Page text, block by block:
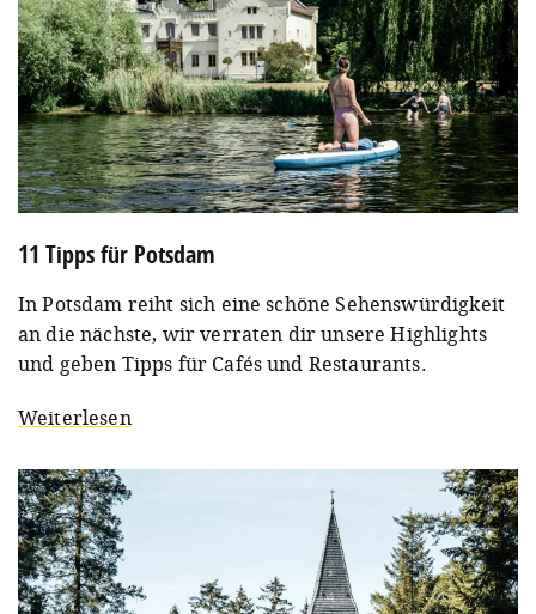
11 Tipps für Potsdam
In Potsdam reiht sich eine schöne Sehenswürdigkeit
an die nächste, wir verraten dir unsere Highlights
und geben Tipps für Cafés und Restaurants.
Weiterlesen